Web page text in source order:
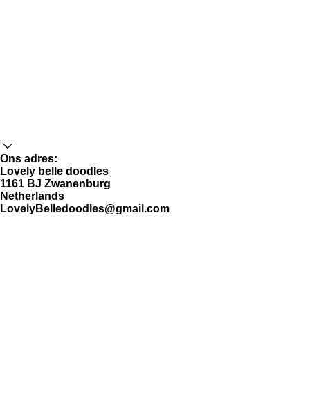
Ons adres:
Lovely belle doodles
1161 BJ Zwanenburg
Netherlands
LovelyBelledoodles@gmail.com